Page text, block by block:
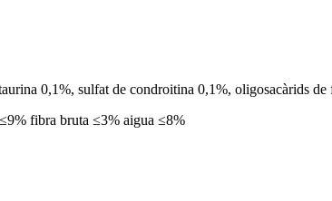
0,1%, sulfat de condroitina 0,1%, oligosacàrids
fibra bruta ≤3% aigua ≤8%